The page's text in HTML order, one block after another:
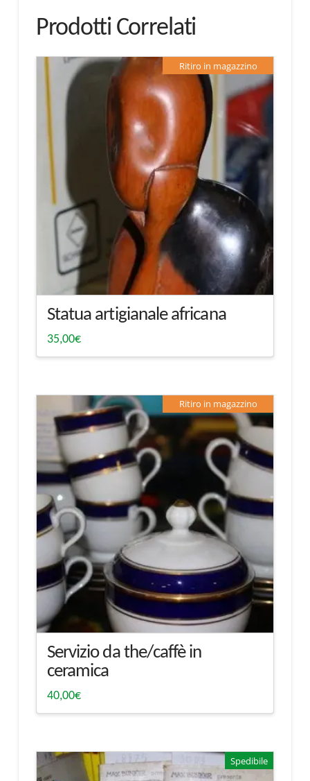
Prodotti Correlati
Ritiro in magazzino
Statua artigianale africana
35,00€
Ritiro in magazzino
Servizio da the/caffè in
ceramica
40,00€
Spedibile